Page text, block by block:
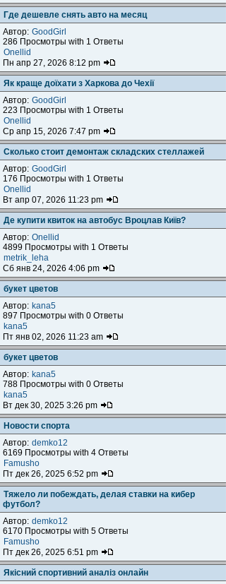
Где дешевле снять авто на месяц
Автор: GoodGirl
286 Просмотры with 1 Ответы
Onellid
Пн апр 27, 2026 8:12 pm
Як краще доїхати з Харкова до Чехії
Автор: GoodGirl
223 Просмотры with 1 Ответы
Onellid
Ср апр 15, 2026 7:47 pm
Сколько стоит демонтаж складских стеллажей
Автор: GoodGirl
176 Просмотры with 1 Ответы
Onellid
Вт апр 07, 2026 11:23 pm
Де купити квиток на автобус Вроцлав Київ?
Автор: Onellid
4899 Просмотры with 1 Ответы
metrik_leha
Сб янв 24, 2026 4:06 pm
букет цветов
Автор: kana5
897 Просмотры with 0 Ответы
kana5
Пт янв 02, 2026 11:23 am
букет цветов
Автор: kana5
788 Просмотры with 0 Ответы
kana5
Вт дек 30, 2025 3:26 pm
Новости спорта
Автор: demko12
6169 Просмотры with 4 Ответы
Famusho
Пт дек 26, 2025 6:52 pm
Тяжело ли побеждать, делая ставки на кибер
футбол?
Автор: demko12
6170 Просмотры with 5 Ответы
Famusho
Пт дек 26, 2025 6:51 pm
Якісний спортивний аналіз онлайн